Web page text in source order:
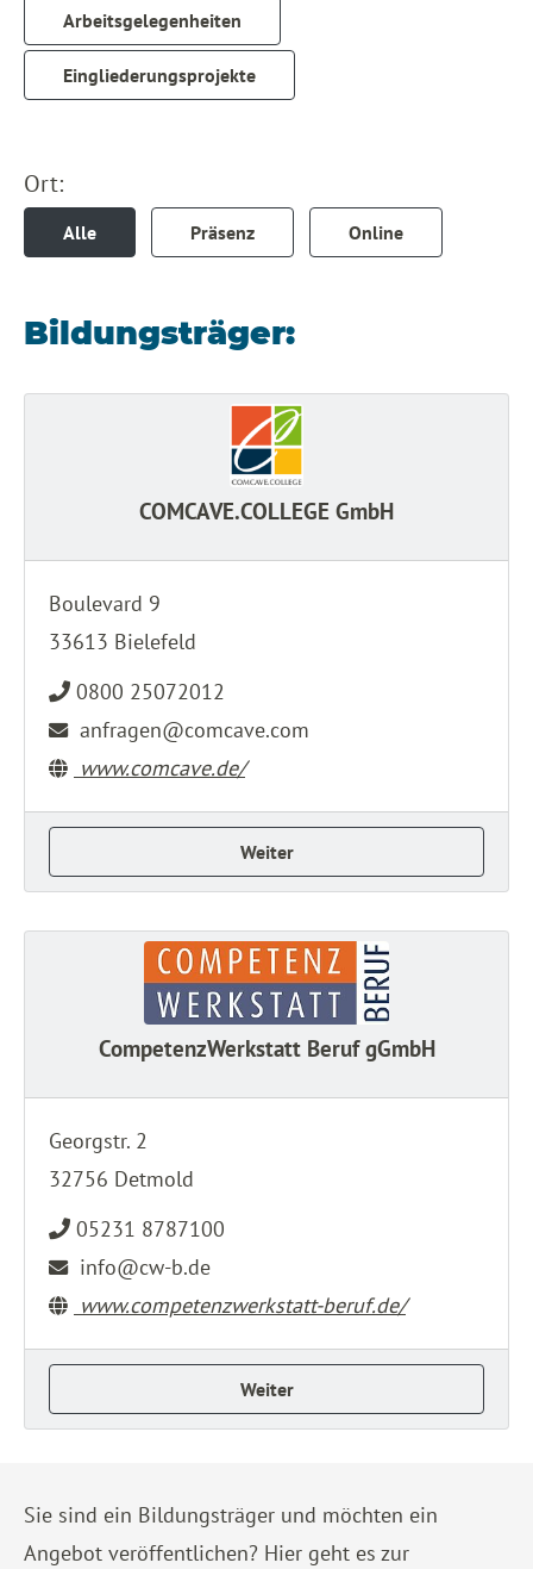
Arbeitsgelegenheiten
Eingliederungsprojekte
Ort:
Alle Präsenz Online
Bildungsträger:
COMCAVE.COLLEGE GmbH
Boulevard 9
33613 Bielefeld
0800 25072012
anfragen@comcave.com
www.comcave.de/
Weiter
CompetenzWerkstatt Beruf gGmbH
Georgstr. 2
32756 Detmold
05231 8787100
info@cw-b.de
www.competenzwerkstatt-beruf.de/
Weiter
Sie sind ein Bildungsträger und möchten ein
Angebot veröffentlichen? Hier geht es zur